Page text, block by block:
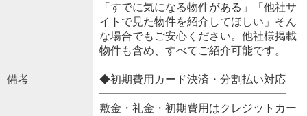
備考
「すでに気になる物件がある」「他社サ
イトで見た物件を紹介してほしい」そん
な場合でもご安心ください。他社様掲載
物件も含め、すべてご紹介可能です。
◆初期費用カード決済・分割払い対応
━━━━━━━━━━━━━━━━━
敷金・礼金・初期費用はクレジットカー